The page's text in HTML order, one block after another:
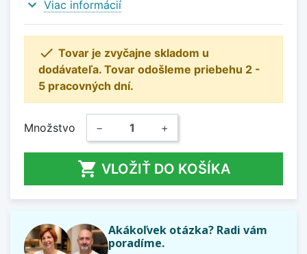
expand_more Viac informácií
 Tovar je zvyčajne skladom u
dodávateľa. Tovar odošleme priebehu 2 -
5 pracovných dní.
Množstvo − +
 VLOŽIŤ DO KOŠÍKA
Akákoľvek otázka? Radi vám
poradíme.